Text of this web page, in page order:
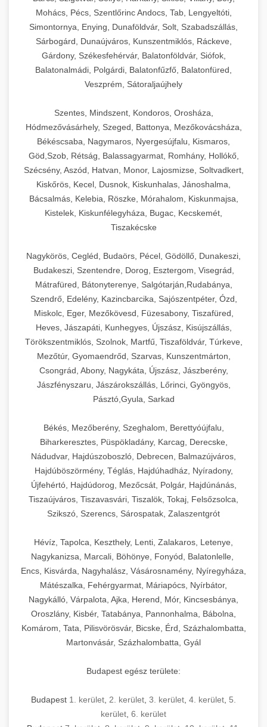
Mohács, Pécs, Szentlőrinc Andocs, Tab, Lengyeltóti,
Simontornya, Enying, Dunaföldvár, Solt, Szabadszállás,
Sárbogárd, Dunaújváros, Kunszentmiklós, Ráckeve,
Gárdony, Székesfehérvár, Balatonföldvár, Siófok,
Balatonalmádi, Polgárdi, Balatonfűzfő, Balatonfüred,
Veszprém, Sátoraljaújhely
Szentes, Mindszent, Kondoros, Orosháza,
Hódmezővásárhely, Szeged, Battonya, Mezőkovácsháza,
Békéscsaba, Nagymaros, Nyergesújfalu, Kismaros,
Göd,Szob, Rétság, Balassagyarmat, Romhány, Hollókő,
Szécsény, Aszód, Hatvan, Monor, Lajosmizse, Soltvadkert,
Kiskőrös, Kecel, Dusnok, Kiskunhalas, Jánoshalma,
Bácsalmás, Kelebia, Röszke, Mórahalom, Kiskunmajsa,
Kistelek, Kiskunfélegyháza, Bugac, Kecskemét,
Tiszakécske
Nagykörös, Cegléd, Budaörs, Pécel, Gödöllő, Dunakeszi,
Budakeszi, Szentendre, Dorog, Esztergom, Visegrád,
Mátrafüred, Bátonyterenye, Salgótarján,Rudabánya,
Szendrő, Edelény, Kazincbarcika, Sajószentpéter, Ózd,
Miskolc, Eger, Mezőkövesd, Füzesabony, Tiszafüred,
Heves, Jászapáti, Kunhegyes, Újszász, Kisújszállás,
Törökszentmiklós, Szolnok, Martfű, Tiszaföldvár, Túrkeve,
Mezőtúr, Gyomaendrőd, Szarvas, Kunszentmárton,
Csongrád, Abony, Nagykáta, Újszász, Jászberény,
Jászfényszaru, Jászárokszállás, Lőrinci, Gyöngyös,
Pásztó,Gyula, Sarkad
Békés, Mezőberény, Szeghalom, Berettyóújfalu,
Biharkeresztes, Püspökladány, Karcag, Derecske,
Nádudvar, Hajdúszoboszló, Debrecen, Balmazújváros,
Hajdúböszörmény, Téglás, Hajdúhadház, Nyíradony,
Újfehértó, Hajdúdorog, Mezőcsát, Polgár, Hajdúnánás,
Tiszaújváros, Tiszavasvári, Tiszalök, Tokaj, Felsőzsolca,
Szikszó, Szerencs, Sárospatak, Zalaszentgrót
Hévíz, Tapolca, Keszthely, Lenti, Zalakaros, Letenye,
Nagykanizsa, Marcali, Böhönye, Fonyód, Balatonlelle,
Encs, Kisvárda, Nagyhalász, Vásárosnamény, Nyíregyháza,
Mátészalka, Fehérgyarmat, Máriapócs, Nyírbátor,
Nagykálló, Várpalota, Ajka, Herend, Mór, Kincsesbánya,
Oroszlány, Kisbér, Tatabánya, Pannonhalma, Bábolna,
Komárom, Tata, Pilisvörösvár, Bicske, Érd, Százhalombatta,
Martonvásár, Százhalombatta, Gyál
Budapest egész területe:
Budapest 1. kerület 2. kerület 3. kerület 4. kerület 5.
kerület 6. kerület